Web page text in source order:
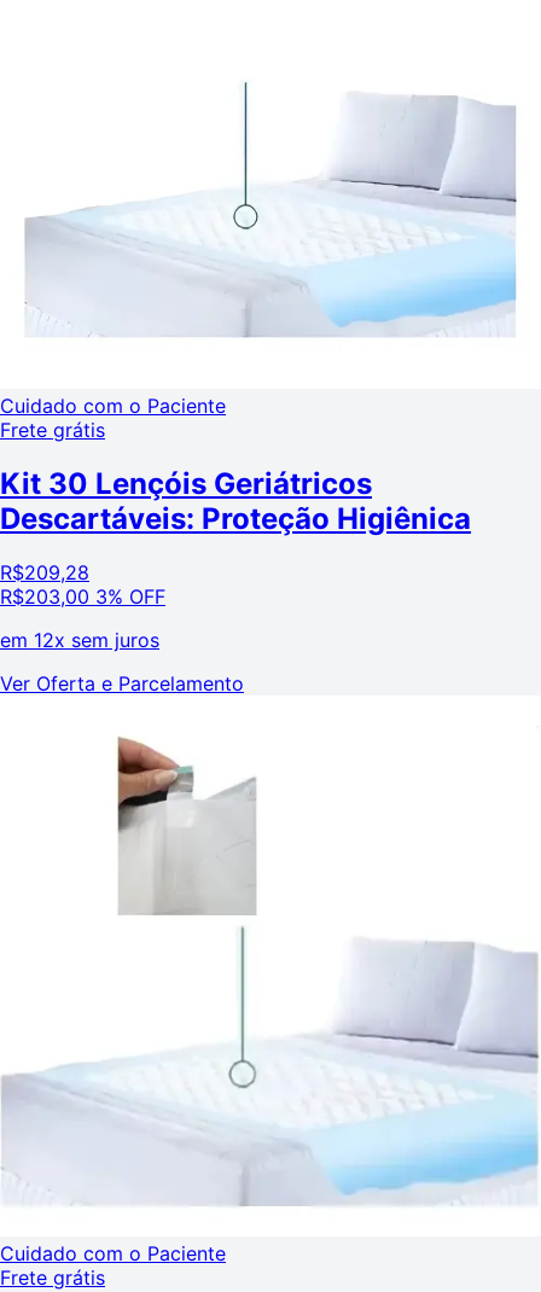
Cuidado com o Paciente
Frete grátis
Kit 30 Lençóis Geriátricos
Descartáveis: Proteção Higiênica
R$209,28
R$203,00 3% OFF
em 12x sem juros
Ver Oferta e Parcelamento
Cuidado com o Paciente
Frete grátis